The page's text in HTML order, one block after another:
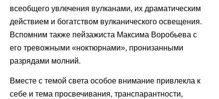
всеобщего увлечения вулканами, их драматическим
действием и богатством вулканического освещения.
Вспомним также пейзажиста Максима Воробьева с
его тревожными «ноктюрнами», пронизанными
разрядами молний.
Вместе с темой света особое внимание привлекла к
себе и тема просвечивания, транспарантности,